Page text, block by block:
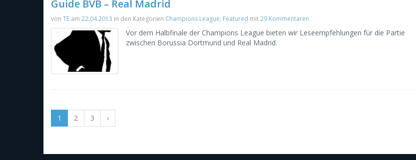
Guide BVB – Real Madrid
von TE am 22.04.2013 in den Kategorien Champions League, Featured mit29 Kommentaren
Vor dem Halbfinale der Champions League bieten wir Leseempfehlungen für die Partie
zwischen Borussia Dortmund und Real Madrid.
1 2 3 ›